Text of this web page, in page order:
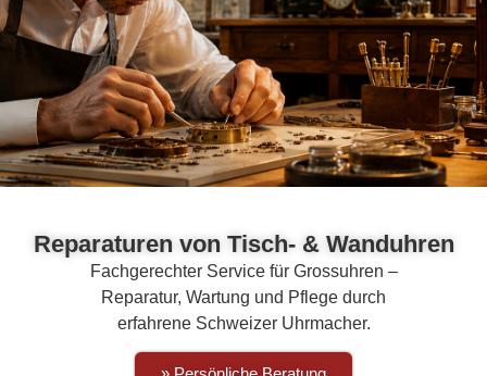
Reparaturen von Tisch- & Wanduhren
Fachgerechter Service für Grossuhren –
Reparatur, Wartung und Pflege durch
erfahrene Schweizer Uhrmacher.